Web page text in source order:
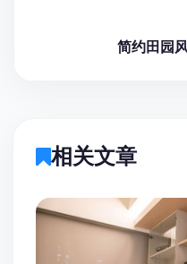
简约田园
相关文章